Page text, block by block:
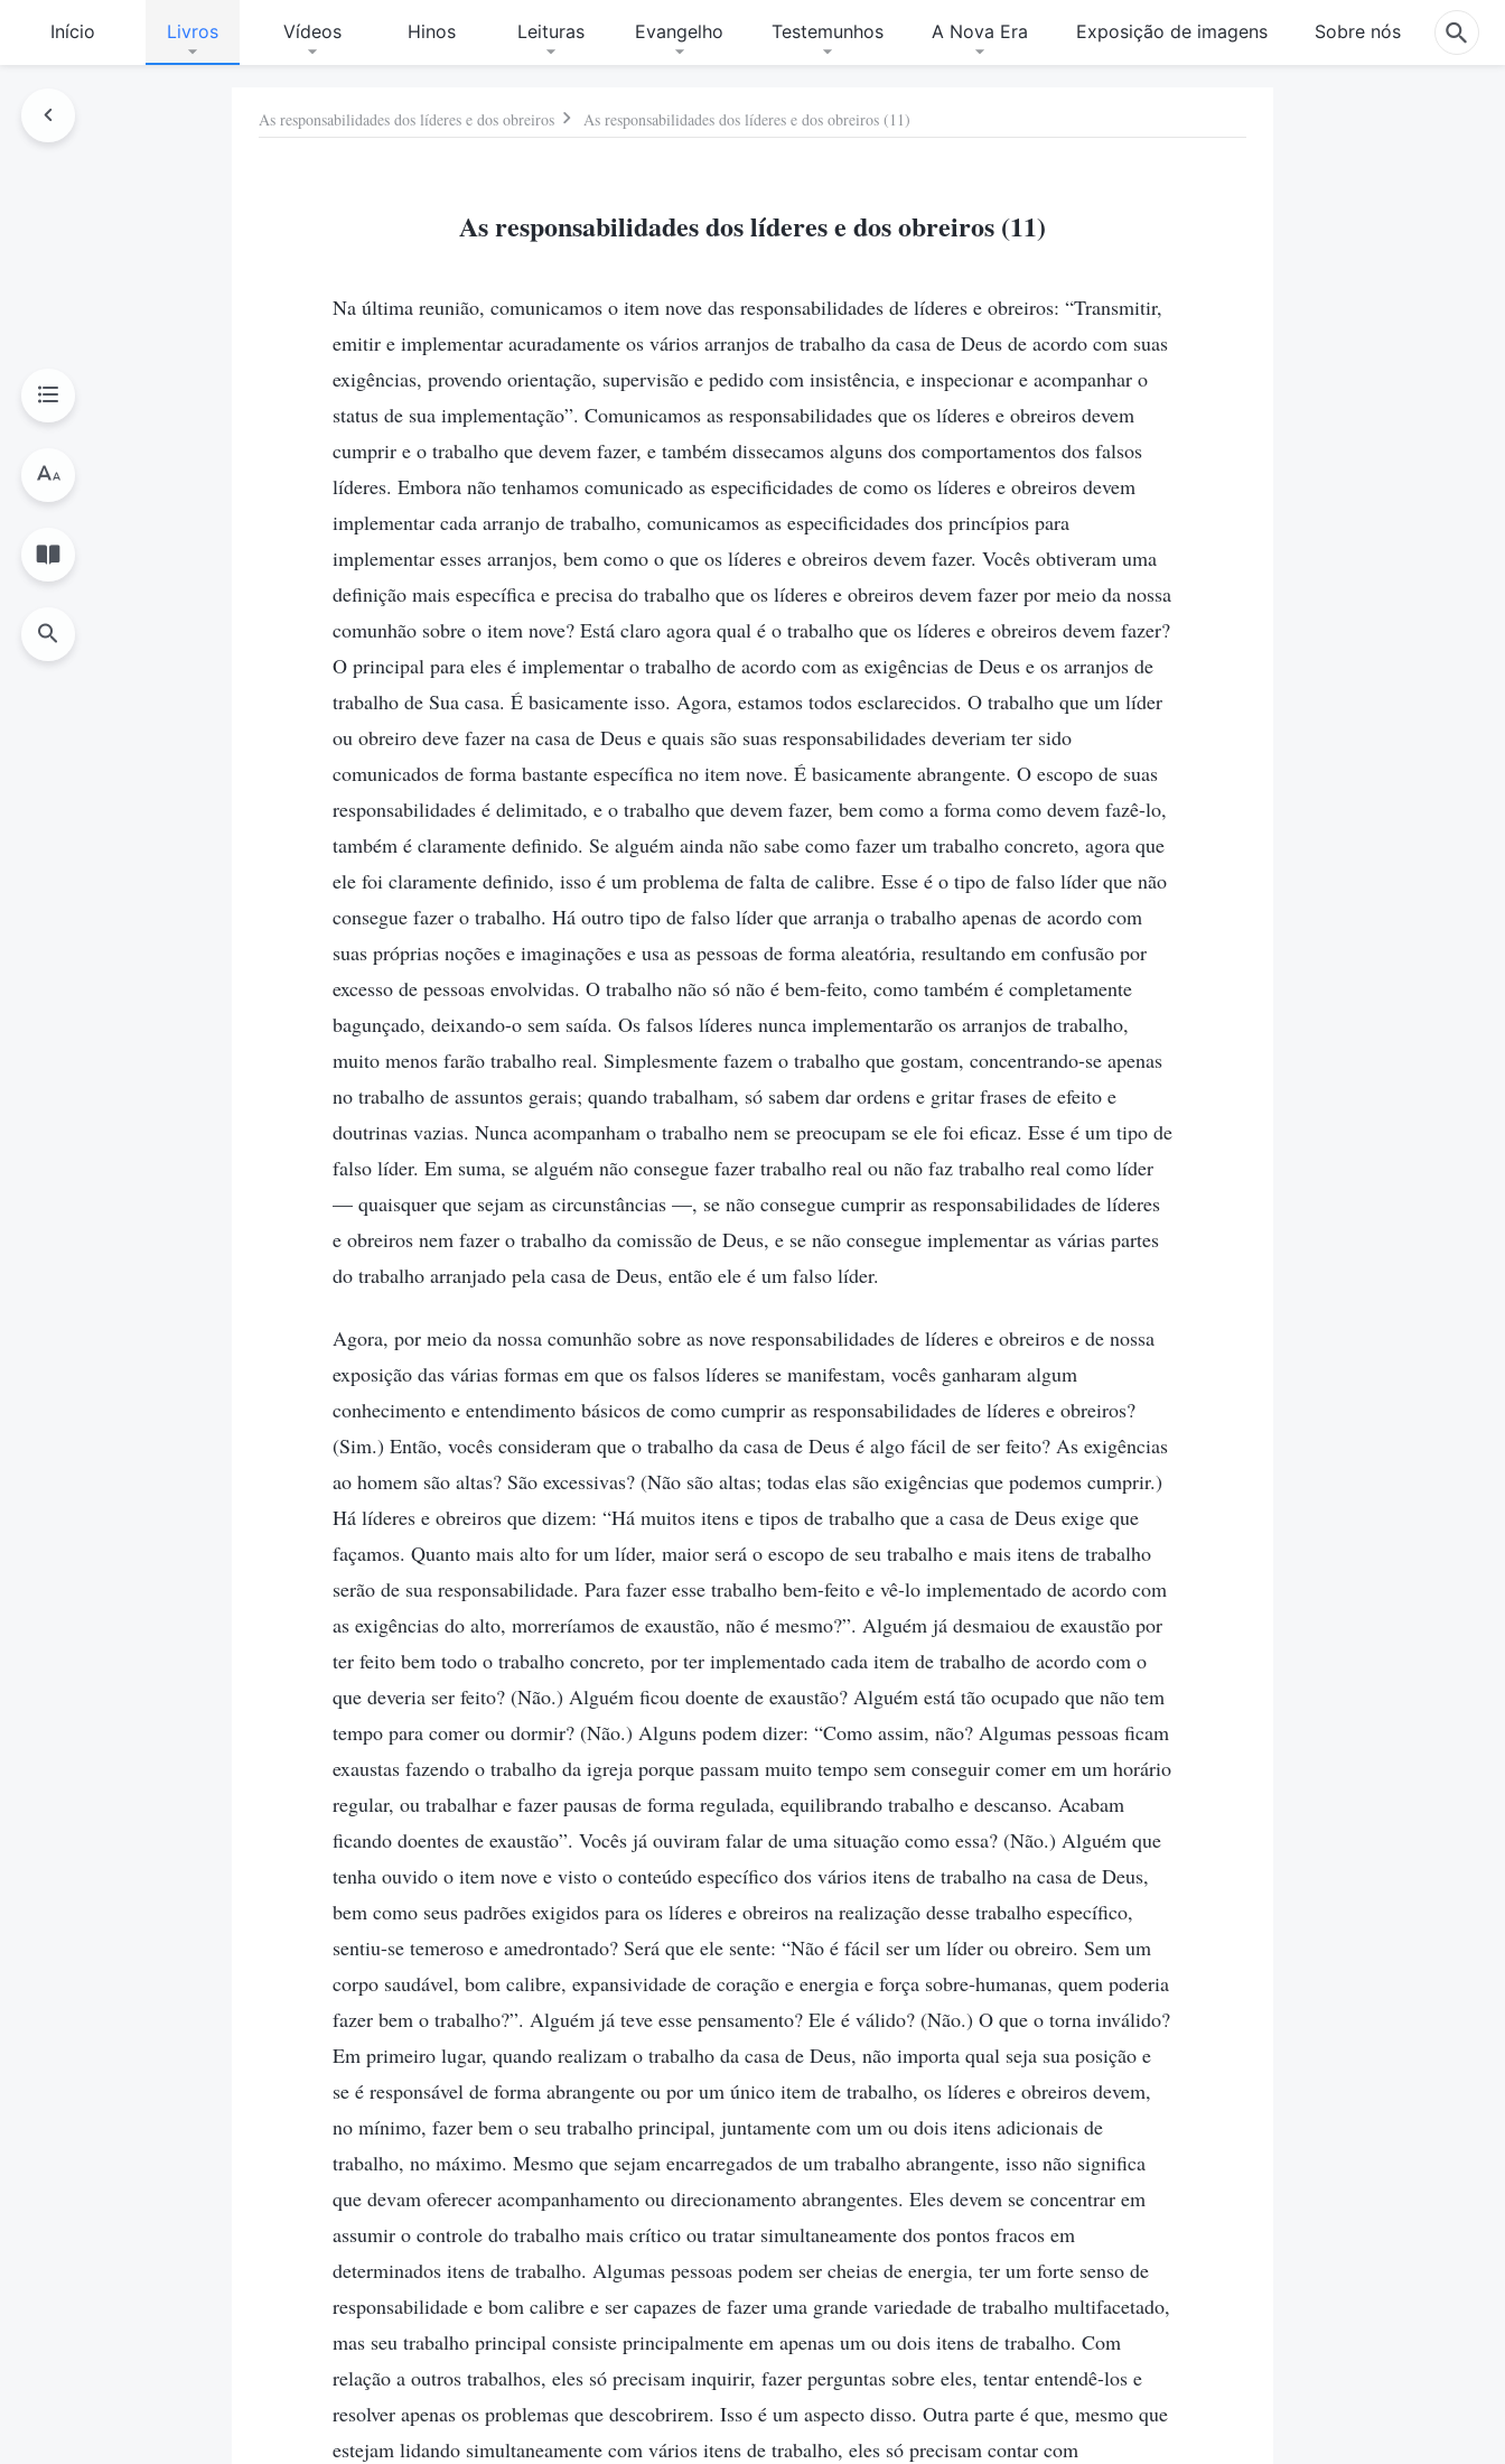
Início Livros Vídeos Hinos Leituras Evangelho Testemunhos A Nova Era Exposição de imagens Sobre nós
As responsabilidades dos líderes e dos obreiros As responsabilidades dos líderes e dos obreiros (11)
As responsabilidades dos líderes e dos obreiros (11)
Na última reunião, comunicamos o item nove das responsabilidades de líderes e obreiros: “Transmitir,
emitir e implementar acuradamente os vários arranjos de trabalho da casa de Deus de acordo com suas
exigências, provendo orientação, supervisão e pedido com insistência, e inspecionar e acompanhar o
status de sua implementação”. Comunicamos as responsabilidades que os líderes e obreiros devem
cumprir e o trabalho que devem fazer, e também dissecamos alguns dos comportamentos dos falsos
líderes. Embora não tenhamos comunicado as especificidades de como os líderes e obreiros devem
implementar cada arranjo de trabalho, comunicamos as especificidades dos princípios para
implementar esses arranjos, bem como o que os líderes e obreiros devem fazer. Vocês obtiveram uma
definição mais específica e precisa do trabalho que os líderes e obreiros devem fazer por meio da nossa
comunhão sobre o item nove? Está claro agora qual é o trabalho que os líderes e obreiros devem fazer?
O principal para eles é implementar o trabalho de acordo com as exigências de Deus e os arranjos de
trabalho de Sua casa. É basicamente isso. Agora, estamos todos esclarecidos. O trabalho que um líder
ou obreiro deve fazer na casa de Deus e quais são suas responsabilidades deveriam ter sido
comunicados de forma bastante específica no item nove. É basicamente abrangente. O escopo de suas
responsabilidades é delimitado, e o trabalho que devem fazer, bem como a forma como devem fazê-lo,
também é claramente definido. Se alguém ainda não sabe como fazer um trabalho concreto, agora que
ele foi claramente definido, isso é um problema de falta de calibre. Esse é o tipo de falso líder que não
consegue fazer o trabalho. Há outro tipo de falso líder que arranja o trabalho apenas de acordo com
suas próprias noções e imaginações e usa as pessoas de forma aleatória, resultando em confusão por
excesso de pessoas envolvidas. O trabalho não só não é bem-feito, como também é completamente
bagunçado, deixando-o sem saída. Os falsos líderes nunca implementarão os arranjos de trabalho,
muito menos farão trabalho real. Simplesmente fazem o trabalho que gostam, concentrando-se apenas
no trabalho de assuntos gerais; quando trabalham, só sabem dar ordens e gritar frases de efeito e
doutrinas vazias. Nunca acompanham o trabalho nem se preocupam se ele foi eficaz. Esse é um tipo de
falso líder. Em suma, se alguém não consegue fazer trabalho real ou não faz trabalho real como líder
— quaisquer que sejam as circunstâncias —, se não consegue cumprir as responsabilidades de líderes
e obreiros nem fazer o trabalho da comissão de Deus, e se não consegue implementar as várias partes
do trabalho arranjado pela casa de Deus, então ele é um falso líder.
Agora, por meio da nossa comunhão sobre as nove responsabilidades de líderes e obreiros e de nossa
exposição das várias formas em que os falsos líderes se manifestam, vocês ganharam algum
conhecimento e entendimento básicos de como cumprir as responsabilidades de líderes e obreiros?
(Sim.) Então, vocês consideram que o trabalho da casa de Deus é algo fácil de ser feito? As exigências
ao homem são altas? São excessivas? (Não são altas; todas elas são exigências que podemos cumprir.)
Há líderes e obreiros que dizem: “Há muitos itens e tipos de trabalho que a casa de Deus exige que
façamos. Quanto mais alto for um líder, maior será o escopo de seu trabalho e mais itens de trabalho
serão de sua responsabilidade. Para fazer esse trabalho bem-feito e vê-lo implementado de acordo com
as exigências do alto, morreríamos de exaustão, não é mesmo?”. Alguém já desmaiou de exaustão por
ter feito bem todo o trabalho concreto, por ter implementado cada item de trabalho de acordo com o
que deveria ser feito? (Não.) Alguém ficou doente de exaustão? Alguém está tão ocupado que não tem
tempo para comer ou dormir? (Não.) Alguns podem dizer: “Como assim, não? Algumas pessoas ficam
exaustas fazendo o trabalho da igreja porque passam muito tempo sem conseguir comer em um horário
regular, ou trabalhar e fazer pausas de forma regulada, equilibrando trabalho e descanso. Acabam
ficando doentes de exaustão”. Vocês já ouviram falar de uma situação como essa? (Não.) Alguém que
tenha ouvido o item nove e visto o conteúdo específico dos vários itens de trabalho na casa de Deus,
bem como seus padrões exigidos para os líderes e obreiros na realização desse trabalho específico,
sentiu-se temeroso e amedrontado? Será que ele sente: “Não é fácil ser um líder ou obreiro. Sem um
corpo saudável, bom calibre, expansividade de coração e energia e força sobre-humanas, quem poderia
fazer bem o trabalho?”. Alguém já teve esse pensamento? Ele é válido? (Não.) O que o torna inválido?
Em primeiro lugar, quando realizam o trabalho da casa de Deus, não importa qual seja sua posição e
se é responsável de forma abrangente ou por um único item de trabalho, os líderes e obreiros devem,
no mínimo, fazer bem o seu trabalho principal, juntamente com um ou dois itens adicionais de
trabalho, no máximo. Mesmo que sejam encarregados de um trabalho abrangente, isso não significa
que devam oferecer acompanhamento ou direcionamento abrangentes. Eles devem se concentrar em
assumir o controle do trabalho mais crítico ou tratar simultaneamente dos pontos fracos em
determinados itens de trabalho. Algumas pessoas podem ser cheias de energia, ter um forte senso de
responsabilidade e bom calibre e ser capazes de fazer uma grande variedade de trabalho multifacetado,
mas seu trabalho principal consiste principalmente em apenas um ou dois itens de trabalho. Com
relação a outros trabalhos, eles só precisam inquirir, fazer perguntas sobre eles, tentar entendê-los e
resolver apenas os problemas que descobrirem. Isso é um aspecto disso. Outra parte é que, mesmo que
estejam lidando simultaneamente com vários itens de trabalho, eles só precisam contar com